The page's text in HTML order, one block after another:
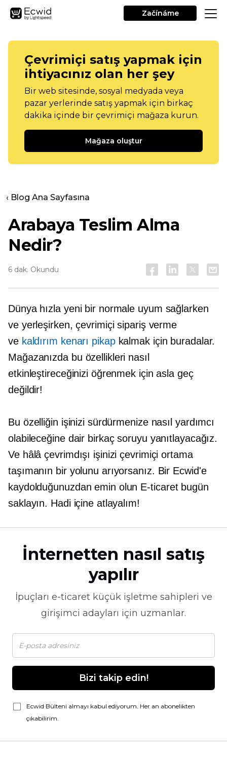
Začínáme
Çevrimiçi satış yapmak için
ihtiyacınız olan her şey
Bir web sitesinde, sosyal medyada veya
pazar yerlerinde satış yapmak için birkaç
dakika içinde bir çevrimiçi mağaza kurun.
Mağaza oluştur
‹ Blog Ana Sayfasına
Arabaya Teslim Alma
Nedir?
6 dak. Okundu
Dünya hızla yeni bir normale uyum sağlarken
ve yerleşirken, çevrimiçi sipariş verme
ve kaldırım kenarı pikapkalmak için buradalar.
Mağazanızda bu özellikleri nasıl
etkinleştireceğinizi öğrenmek için asla geç
değildir!
Bu özelliğin işinizi sürdürmenize nasıl yardımcı
olabileceğine dair birkaç soruyu yanıtlayacağız.
Ve hâlâ çevrimdışı işinizi çevrimiçi ortama
taşımanın bir yolunu arıyorsanız. Bir Ecwid'e
kaydolduğunuzdan emin olun E-ticaretbugün
saklayın. Hadi içine atlayalım!
İnternetten nasıl satış
yapılır
İpuçları e-ticaretküçük işletme sahipleri ve
girişimci adayları için uzmanlar.
Bizi takip edin!
Ecwid Bülteni almayı kabul ediyorum. Her an abonelikten
çıkabilirim.